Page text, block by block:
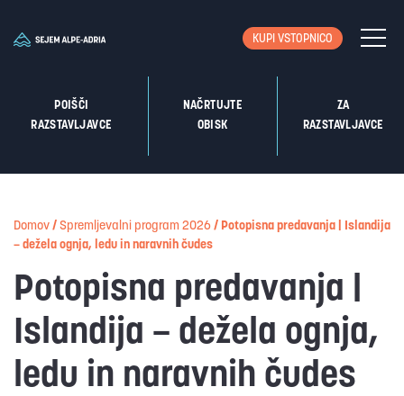
KUPI VSTOPNICO
POIŠČI
RAZSTAVLJAVCE
NAČRTUJTE
OBISK
ZA
RAZSTAVLJAVCE
Domov / Spremljevalni program 2026 / Potopisna predavanja | Islandija
– dežela ognja, ledu in naravnih čudes
Potopisna predavanja |
Islandija – dežela ognja,
ledu in naravnih čudes